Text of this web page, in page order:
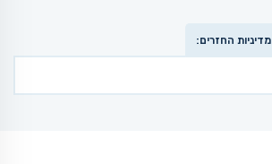
מדיניות החזרים: